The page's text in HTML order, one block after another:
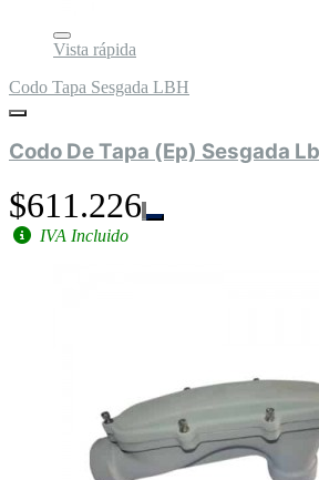
Vista rápida
Codo Tapa Sesgada LBH
Codo De Tapa (Ep) Sesgada
$611.226
IVA Incluido